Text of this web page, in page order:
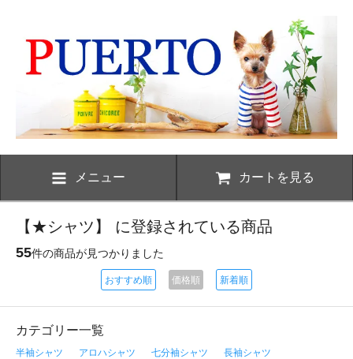
メニュー カートを見る
【★シャツ】 に登録されている商品
55件の商品が見つかりました
おすすめ順 価格順 新着順
カテゴリー一覧
半袖シャツ アロハシャツ 七分袖シャツ
長袖シャツ